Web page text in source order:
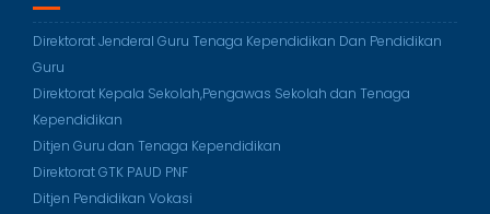
Direktorat Jenderal Guru Tenaga Kependidikan Dan Pendidikan
Guru
Direktorat Kepala Sekolah,Pengawas Sekolah dan Tenaga
Kependidikan
Ditjen Guru dan Tenaga Kependidikan
Direktorat GTK PAUD PNF
Ditjen Pendidikan Vokasi